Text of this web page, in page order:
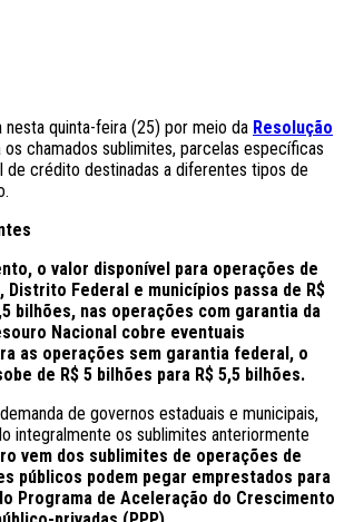
quinta-feira (25) por meio da Resolução
os chamados sublimites, parcelas específicas
de crédito destinadas a diferentes tipos de
o valor disponível para operações de
Federal e municípios passa de R$
bilhões, nas operações com garantia da
Nacional cobre eventuais
as operações sem garantia federal, o
de R$ 5 bilhões para R$ 5,5 bilhões.
de governos estaduais e municipais,
integralmente os sublimites anteriormente
vem dos sublimites de operações de
públicos podem pegar emprestados para
Programa de Aceleração do Crescimento